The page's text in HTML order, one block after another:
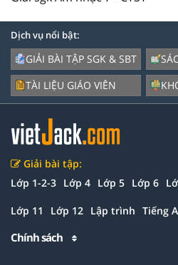
Dịch vụ nổi bật:
GIẢI BÀI TẬP SGK & SBT
TÀI LIỆU GIÁO VIÊN
Giải bài tập:
Lớp 1-2-3 Lớp 4 Lớp 5 Lớp 6
Lớp 11 Lớp 12 Lập trình Tiếng
Chính sách